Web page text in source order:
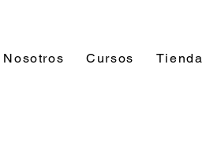
Nosotros Cursos Tienda